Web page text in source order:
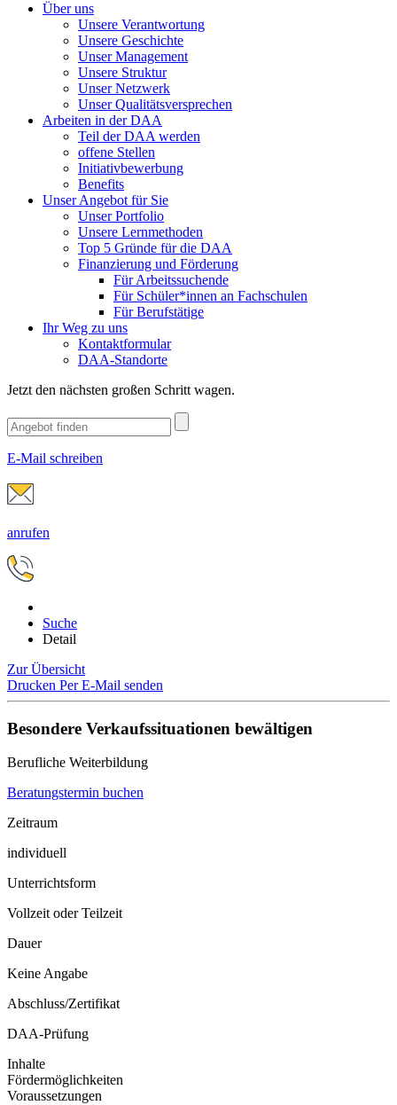
Über uns
Unsere Verantwortung
Unsere Geschichte
Unser Management
Unsere Struktur
Unser Netzwerk
Unser Qualitätsversprechen
Arbeiten in der DAA
Teil der DAA werden
offene Stellen
Initiativbewerbung
Benefits
Unser Angebot für Sie
Unser Portfolio
Unsere Lernmethoden
Top 5 Gründe für die DAA
Finanzierung und Förderung
Für Arbeitssuchende
Für Schüler*innen an Fachschulen
Für Berufstätige
Ihr Weg zu uns
Kontaktformular
DAA-Standorte
Jetzt den nächsten großen Schritt wagen.
E-Mail schreiben
anrufen
Suche
Detail
Zur Übersicht
Drucken Per E-Mail senden
Besondere Verkaufssituationen bewältigen
Berufliche Weiterbildung
Beratungstermin buchen
Zeitraum
individuell
Unterrichtsform
Vollzeit oder Teilzeit
Dauer
Keine Angabe
Abschluss/Zertifikat
DAA-Prüfung
Inhalte
Fördermöglichkeiten
Voraussetzungen